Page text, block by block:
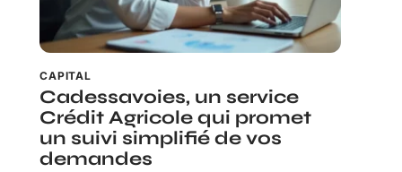
CAPITAL
Cadessavoies, un service
Crédit Agricole qui promet
un suivi simplifié de vos
demandes